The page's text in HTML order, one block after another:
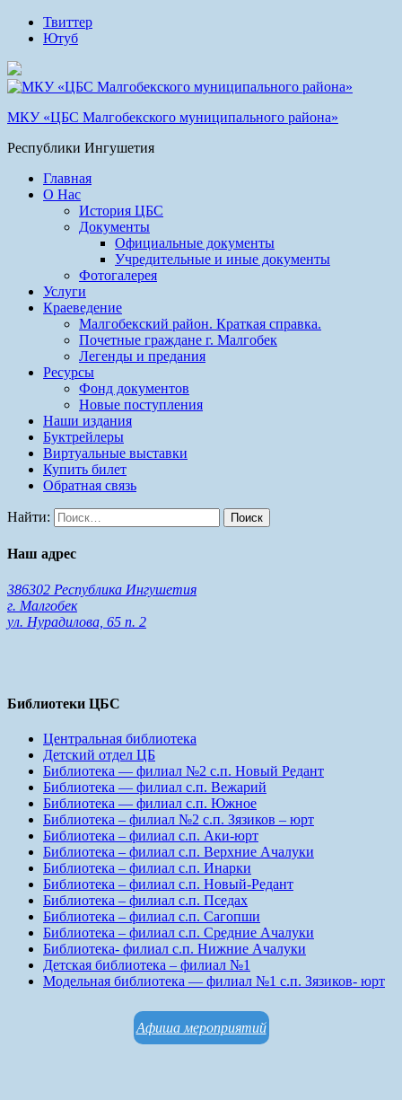
Твиттер
Ютуб
МКУ «ЦБС Малгобекского муниципального района»
Республики Ингушетия
Главная
О Нас
История ЦБС
Документы
Официальные документы
Учредительные и иные документы
Фотогалерея
Услуги
Краеведение
Малгобекский район. Краткая справка.
Почетные граждане г. Малгобек
Легенды и предания
Ресурсы
Фонд документов
Новые поступления
Наши издания
Буктрейлеры
Виртуальные выставки
Купить билет
Обратная связь
Найти:
Наш адрес
386302 Республика Ингушетия
г. Малгобек
ул. Нурадилова, 65 п. 2
Библиотеки ЦБС
Центральная библиотека
Детский отдел ЦБ
Библиотека — филиал №2 с.п. Новый Редант
Библиотека — филиал с.п. Вежарий
Библиотека — филиал с.п. Южное
Библиотека – филиал №2 с.п. Зязиков – юрт
Библиотека – филиал с.п. Аки-юрт
Библиотека – филиал с.п. Верхние Ачалуки
Библиотека – филиал с.п. Инарки
Библиотека – филиал с.п. Новый-Редант
Библиотека – филиал с.п. Пседах
Библиотека – филиал с.п. Сагопши
Библиотека – филиал с.п. Средние Ачалуки
Библиотека- филиал с.п. Нижние Ачалуки
Детская библиотека – филиал №1
Модельная библиотека — филиал №1 с.п. Зязиков- юрт
Афиша мероприятий